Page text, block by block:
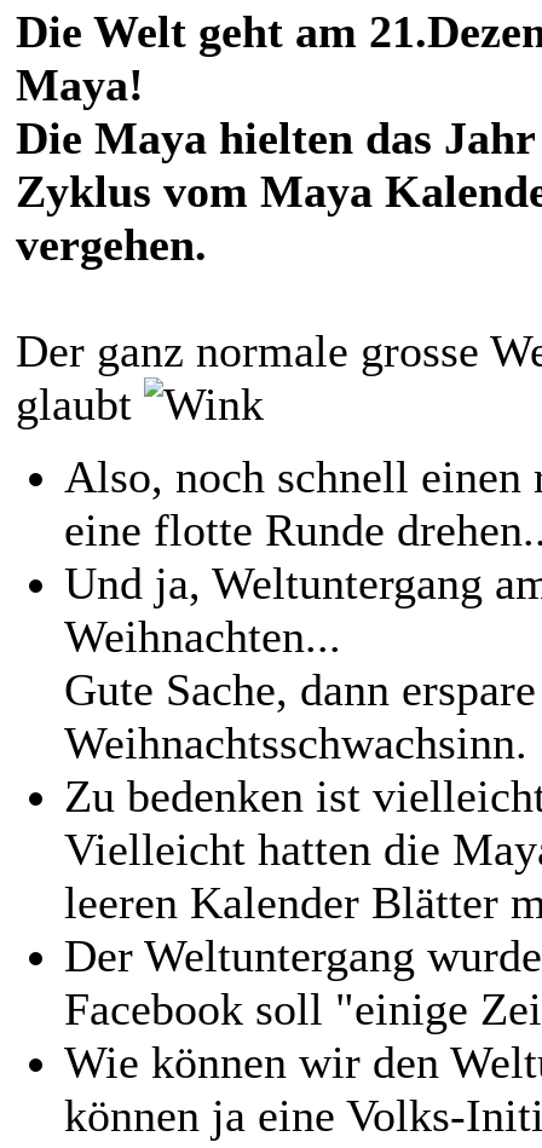
Die Welt geht am
Maya!
Die Maya hielten das
Zyklus vom Maya
vergehen.
Der ganz normale grosse
glaubt
Also, noch schnell
eine flotte Runde
Und ja, Weltuntergang
Weihnachten...
Gute Sache, dann
Weihnachtsschwachsinn.
Zu bedenken ist
Vielleicht hatten die
leeren Kalender Blätter
Der Weltuntergang
Facebook soll "einige
Wie können wir den
können ja eine Volks-